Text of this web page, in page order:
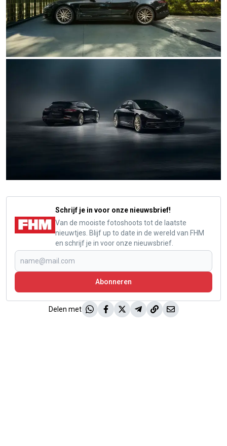
Schrijf je in voor onze nieuwsbrief!
Van de mooiste fotoshoots tot de laatste
nieuwtjes. Blijf up to date in de wereld van FHM
en schrijf je in voor onze nieuwsbrief.
Abonneren
Delen met